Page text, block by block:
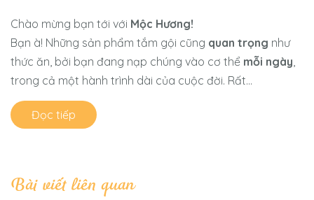
Chào mừng bạn tới với Mộc Hương!
Bạn à! Những sản phẩm tắm gội cũng quan trọng như
thức ăn, bởi bạn đang nạp chúng vào cơ thể mỗi ngày
trong cả một hành trình dài của cuộc đời. Rất...
Đọc tiếp
Bài viết liên quan